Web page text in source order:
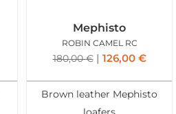
Mephisto
ROBIN CAMEL RC
180,00€ 126,00 €
Brown leather Mephisto